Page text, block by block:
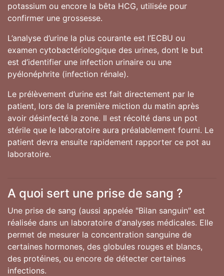
potassium ou encore la bêta HCG, utilisée pour
confirmer une grossesse.
L’analyse d’urine la plus courante est l’ECBU ou
examen cytobactériologique des urines, dont le but
est d’identifier une infection urinaire ou une
pyélonéphrite (infection rénale).
Le prélèvement d’urine est fait directement par le
patient, lors de la première miction du matin après
avoir désinfecté la zone. Il est récolté dans un pot
stérile que le laboratoire aura préalablement fourni. Le
patient devra ensuite rapidement rapporter ce pot au
laboratoire.
A quoi sert une prise de sang ?
Une prise de sang (aussi appelée "Bilan sanguin" est
réalisée dans un laboratoire d'analyses médicales. Elle
permet de mesurer la concentration sanguine de
certaines hormones, des globules rouges et blancs,
des protéines, ou encore de détecter certaines
infections.